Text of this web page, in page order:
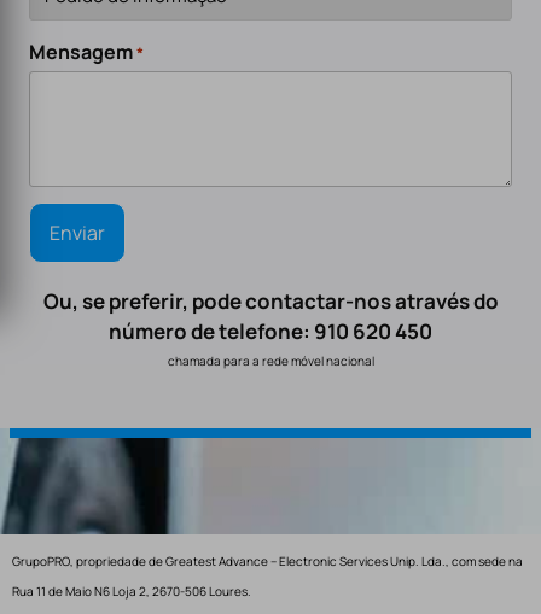
Mensagem*
Ou, se preferir, pode contactar-nos através do
número de telefone: 910 620 450
chamada para a rede móvel nacional
GrupoPRO, propriedade de Greatest Advance – Electronic Services Unip. Lda., com sede na
Rua 11 de Maio N6 Loja 2, 2670-506 Loures.